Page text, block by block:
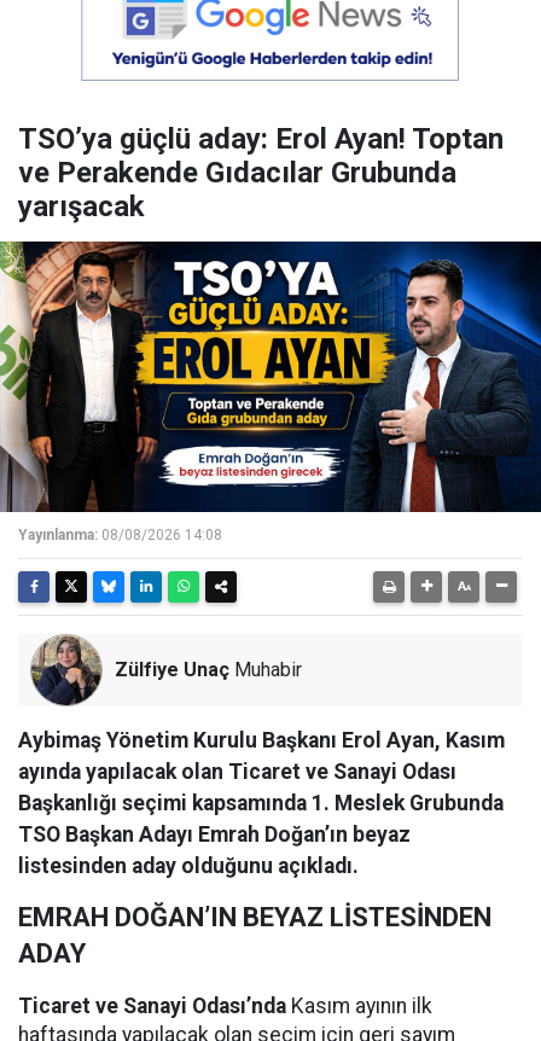
TSO’ya güçlü aday: Erol Ayan! Toptan
ve Perakende Gıdacılar Grubunda
yarışacak
Yayınlanma: 08/08/2026 14:08
Zülfiye Unaç Muhabir
Aybimaş Yönetim Kurulu Başkanı Erol Ayan, Kasım
ayında yapılacak olan Ticaret ve Sanayi Odası
Başkanlığı seçimi kapsamında 1. Meslek Grubunda
TSO Başkan Adayı Emrah Doğan’ın beyaz
listesinden aday olduğunu açıkladı.
EMRAH DOĞAN’IN BEYAZ LİSTESİNDEN
ADAY
Ticaret ve Sanayi Odası’nda Kasım ayının ilk
haftasında yapılacak olan seçim için geri sayım